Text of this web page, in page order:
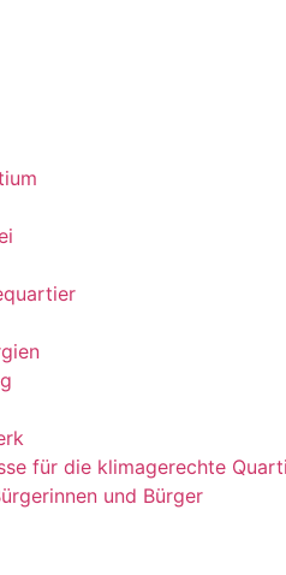
für die klimagerechte
und Bürger